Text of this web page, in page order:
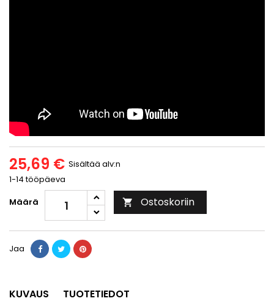
25,69 € Sisältää alv:n
1-14 tööpäeva
Määrä
 Ostoskoriin
Jaa
KUVAUS TUOTETIEDOT